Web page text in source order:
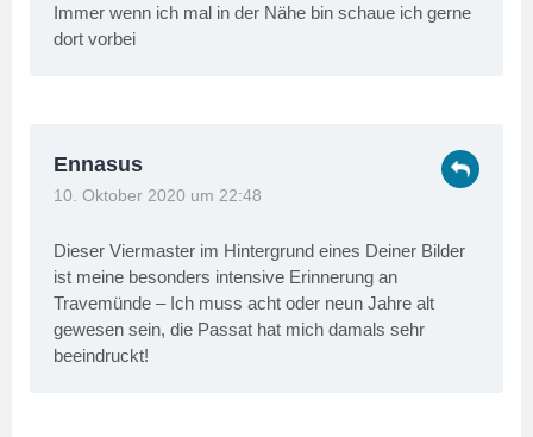
Immer wenn ich mal in der Nähe bin schaue ich gerne
dort vorbei
Ennasus
10. Oktober 2020 um 22:48
Dieser Viermaster im Hintergrund eines Deiner Bilder
ist meine besonders intensive Erinnerung an
Travemünde – Ich muss acht oder neun Jahre alt
gewesen sein, die Passat hat mich damals sehr
beeindruckt!